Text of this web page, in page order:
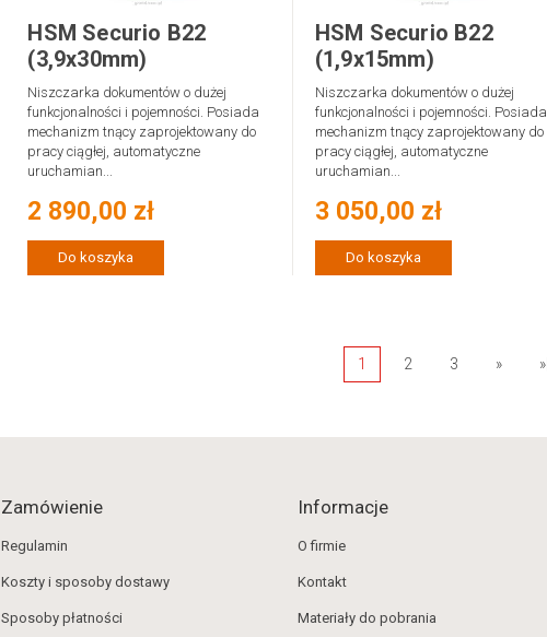
HSM Securio B22
(3,9x30mm)
Niszczarka dokumentów o dużej
funkcjonalności i pojemności. Posiada
mechanizm tnący zaprojektowany do
pracy ciągłej, automatyczne
uruchamian...
2 890,00 zł
Do koszyka
HSM Securio B22
(1,9x15mm)
Niszczarka dokumentów o dużej
funkcjonalności i pojemności. Posiada
mechanizm tnący zaprojektowany do
pracy ciągłej, automatyczne
uruchamian...
3 050,00 zł
Do koszyka
1 2 3 » »|
Zamówienie
Regulamin
Koszty i sposoby dostawy
Sposoby płatności
Informacje
O firmie
Kontakt
Materiały do pobrania